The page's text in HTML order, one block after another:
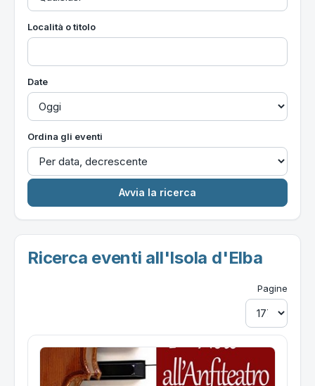
Località o titolo
Date
Ordina gli eventi
Ricerca eventi all'Isola d'Elba
Pagine